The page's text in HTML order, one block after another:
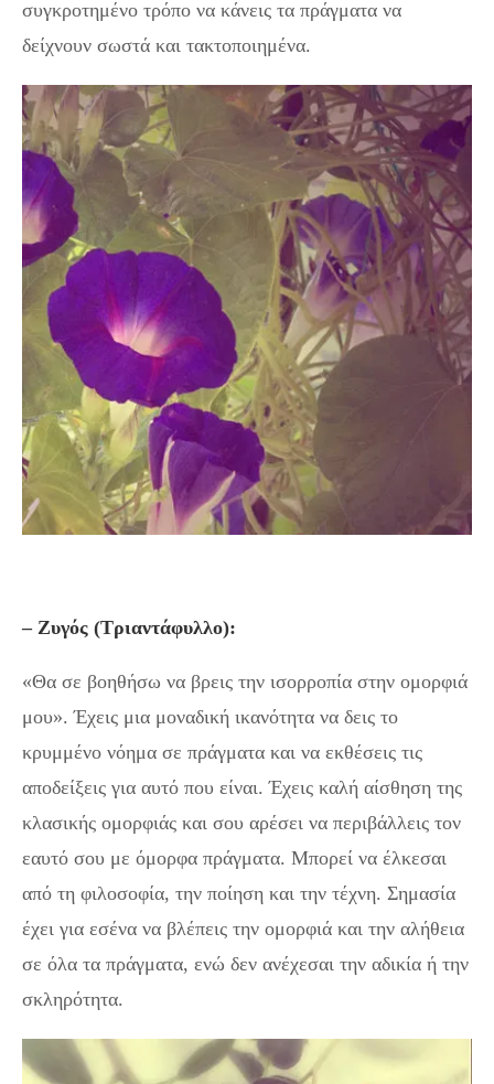
συγκροτημένο τρόπο να κάνεις τα πράγματα να
δείχνουν σωστά και τακτοποιημένα.
– Ζυγός (Τριαντάφυλλο):
«Θα σε βοηθήσω να βρεις την ισορροπία στην ομορφιά
μου». Έχεις μια μοναδική ικανότητα να δεις το
κρυμμένο νόημα σε πράγματα και να εκθέσεις τις
αποδείξεις για αυτό που είναι. Έχεις καλή αίσθηση της
κλασικής ομορφιάς και σου αρέσει να περιβάλλεις τον
εαυτό σου με όμορφα πράγματα. Μπορεί να έλκεσαι
από τη φιλοσοφία, την ποίηση και την τέχνη. Σημασία
έχει για εσένα να βλέπεις την ομορφιά και την αλήθεια
σε όλα τα πράγματα, ενώ δεν ανέχεσαι την αδικία ή την
σκληρότητα.